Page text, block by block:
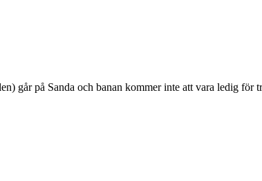
går på Sanda och banan kommer inte att vara ledig